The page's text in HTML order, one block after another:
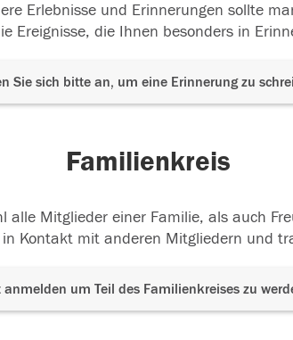
Erlebnisse und Erinnerungen sollte
Ereignisse, die Ihnen besonders in
Sie sich bitte an, um eine Erinnerung zu
Familienkreis
alle Mitglieder einer Familie, als auch
Kontakt mit anderen Mitgliedern und
anmelden um Teil des Familienkreises zu